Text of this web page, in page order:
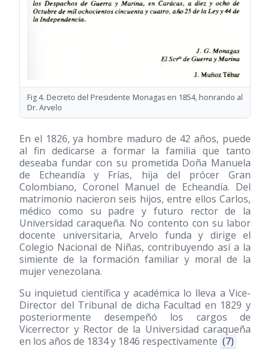
Fig 4. Decreto del Presidente Monagas en 1854, honrando al
Dr. Arvelo
En el 1826, ya hombre maduro de 42 años, puede
al fin dedicarse a formar la familia que tanto
deseaba fundar con su prometida Doña Manuela
de Echeandía y Frías, hija del prócer Gran
Colombiano, Coronel Manuel de Echeandía. Del
matrimonio nacieron seis hijos, entre ellos Carlos,
médico como su padre y futuro rector de la
Universidad caraqueña. No contento con su labor
docente universitaria, Arvelo funda y dirige el
Colegio Nacional de Niñas, contribuyendo así a la
simiente de la formación familiar y moral de la
mujer venezolana.
Su inquietud científica y académica lo lleva a Vice-
Director del Tribunal de dicha Facultad en 1829 y
posteriormente desempeñó los cargos de
Vicerrector y Rector de la Universidad caraqueña
en los años de 1834 y 1846 respectivamente (7)